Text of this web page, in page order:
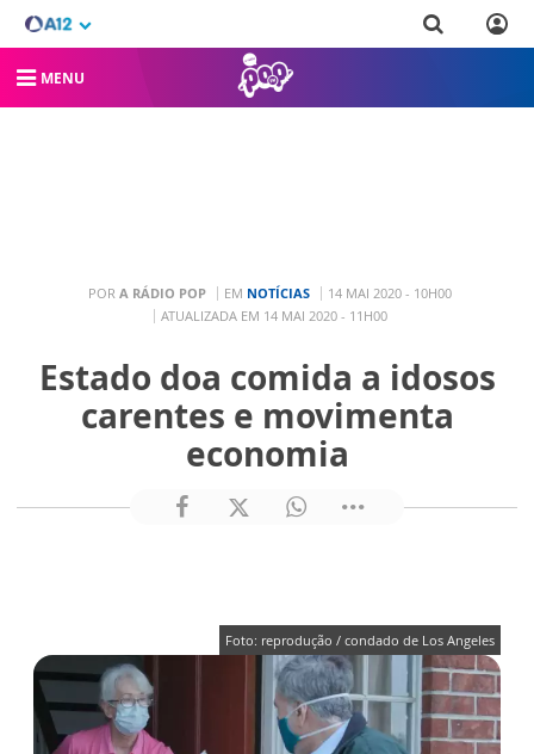
MENU
POR A RÁDIO POP EM NOTÍCIAS
14 MAI 2020 - 10H00
ATUALIZADA EM 14 MAI 2020 - 11H00
Estado doa comida a idosos
carentes e movimenta
economia
Foto: reprodução / condado de Los Angeles